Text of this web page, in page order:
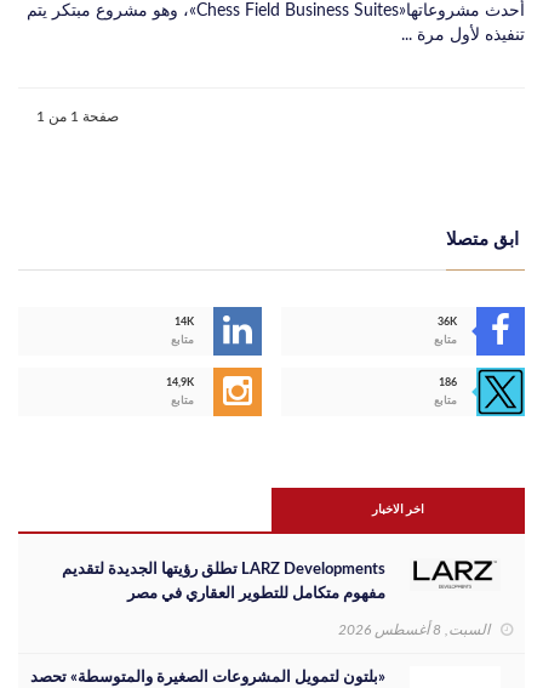
أحدث مشروعاتها«Chess Field Business Suites»، وهو مشروع مبتكر يتم
تنفيذه لأول مرة ...
صفحة 1 من 1
ابق متصلا
14K
متابع
36K
متابع
14,9K
متابع
186
متابع
اخر الاخبار
LARZ Developments تطلق رؤيتها الجديدة لتقديم
مفهوم متكامل للتطوير العقاري في مصر
السبت, 8 أغسطس 2026
«بلتون لتمويل المشروعات الصغيرة والمتوسطة» تحصد